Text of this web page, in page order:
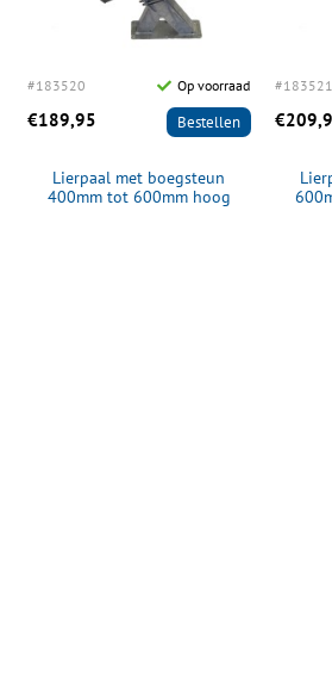
#183520 Op voorraad
€189,95 Bestellen
Lierpaal met boegsteun
400mm tot 600mm hoog
#183521